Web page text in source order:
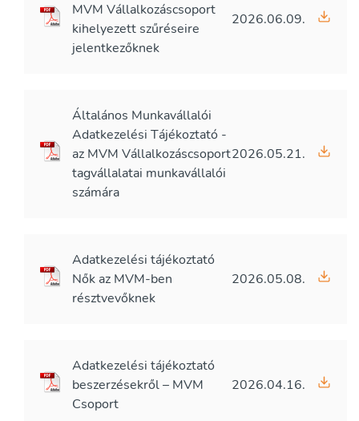
MVM Vállalkozáscsoport
kihelyezett szűréseire
jelentkezőknek
2026.06.09.
Általános Munkavállalói
Adatkezelési Tájékoztató -
az MVM Vállalkozáscsoport
tagvállalatai munkavállalói
számára
2026.05.21.
Adatkezelési tájékoztató
Nők az MVM-ben
résztvevőknek
2026.05.08.
Adatkezelési tájékoztató
beszerzésekről – MVM
Csoport
2026.04.16.